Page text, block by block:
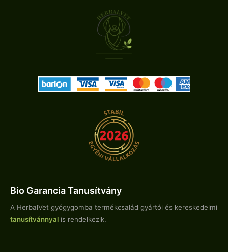
Bio Garancia Tanusítvány
A HerbalVet gyógygomba termékcsalád gyártói és kereskedelmi
tanusítvánnyal is rendelkezik.